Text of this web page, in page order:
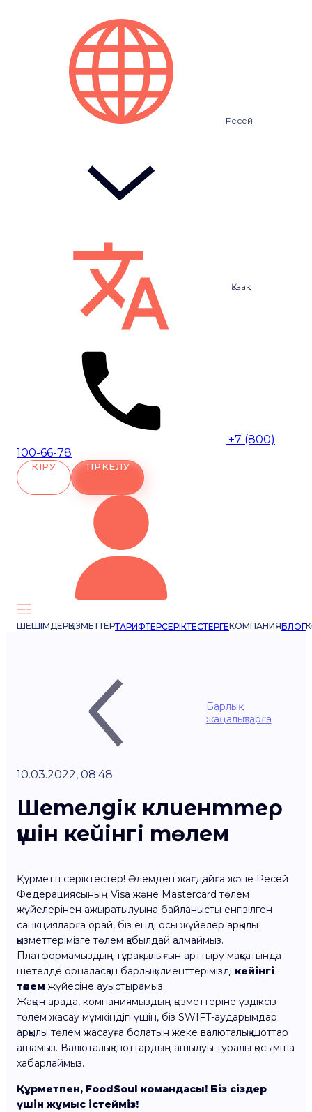
Ресей
Қазақ
+7 (800)
100-66-78
КІРУ ТІРКЕЛУ
ШЕШІМДЕРҚЫЗМЕТТЕРТАРИФТЕРСЕРІКТЕСТЕРГЕКОМПАНИЯБЛОГ
Барлық
жаңалықтарға
10.03.2022, 08:48
Шетелдік клиенттер
үшін кейінгі төлем
Құрметті серіктестер! Әлемдегі жағдайға және Ресей
Федерациясының Visa және Mastercard төлем
жүйелерінен ажыратылуына байланысты енгізілген
санкцияларға орай, біз енді осы жүйелер арқылы
қызметтерімізге төлем қабылдай алмаймыз.
Платформамыздың тұрақтылығын арттыру мақсатында
шетелде орналасқан барлық клиенттерімізді кейінгі
төлем жүйесіне ауыстырамыз.
Жақын арада, компаниямыздың қызметтеріне үздіксіз
төлем жасау мүмкіндігі үшін, біз SWIFT-аударымдар
арқылы төлем жасауға болатын жеке валюталық шоттар
ашамыз. Валюталық шоттардың ашылуы туралы қосымша
хабарлаймыз.
Құрметпен, FoodSoul командасы! Біз сіздер
үшін жұмыс істейміз!